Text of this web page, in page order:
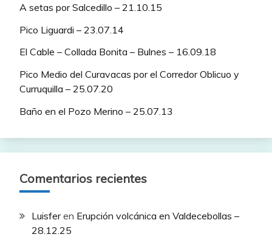
A setas por Salcedillo – 21.10.15
Pico Liguardi – 23.07.14
El Cable – Collada Bonita – Bulnes – 16.09.18
Pico Medio del Curavacas por el Corredor Oblicuo y
Curruquilla – 25.07.20
Baño en el Pozo Merino – 25.07.13
Comentarios recientes
Luisferen Erupción volcánica en Valdecebollas –
28.12.25